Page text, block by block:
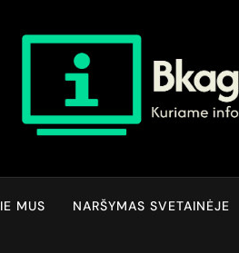
Bkagentura.lt
MUS NARŠYMAS SVETAINĖJE